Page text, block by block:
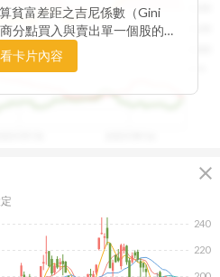
貧富差距之吉尼係數（Gini
分點買入與賣出單一個股的
析的一個重要參考。
卡片內容
close
220
240